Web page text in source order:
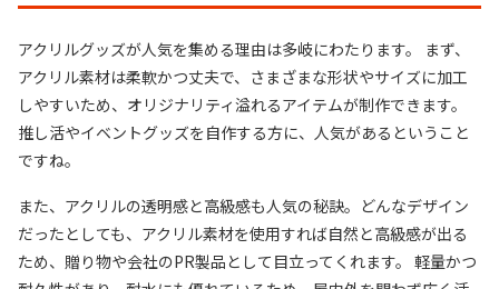
アクリルグッズが人気を集める理由は多岐にわたります。 まず、
アクリル素材は柔軟かつ丈夫で、さまざまな形状やサイズに加工
しやすいため、オリジナリティ溢れるアイテムが制作できます。
推し活やイベントグッズを自作する方に、人気があるということ
ですね。
また、アクリルの透明感と高級感も人気の秘訣。どんなデザイン
だったとしても、アクリル素材を使用すれば自然と高級感が出る
ため、贈り物や会社のPR製品として目立ってくれます。 軽量かつ